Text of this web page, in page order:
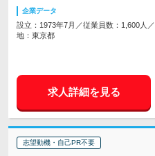
企業データ
設立：1973年7月／従業員数：1,600人
地：東京都
求人詳細を見る
志望動機・自己PR不要